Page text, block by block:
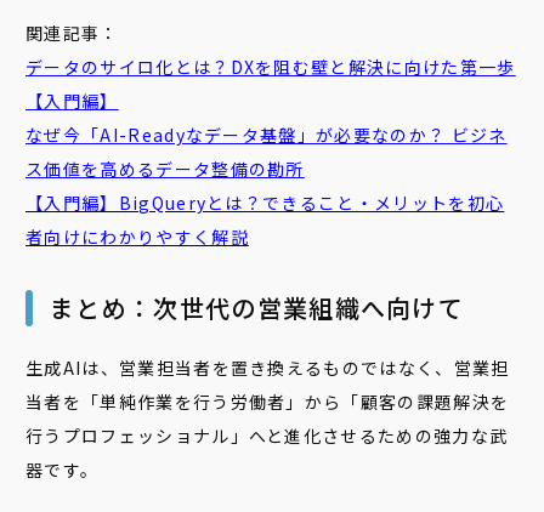
関連記事：
データのサイロ化とは？DXを阻む壁と解決に向けた第一歩
【入門編】
なぜ今「AI-Readyなデータ基盤」が必要なのか？ ビジネ
ス価値を高めるデータ整備の勘所
【入門編】BigQueryとは？できること・メリットを初心
者向けにわかりやすく解説
まとめ：次世代の営業組織へ向けて
生成AIは、営業担当者を置き換えるものではなく、営業担
当者を「単純作業を行う労働者」から「顧客の課題解決を
行うプロフェッショナル」へと進化させるための強力な武
器です。